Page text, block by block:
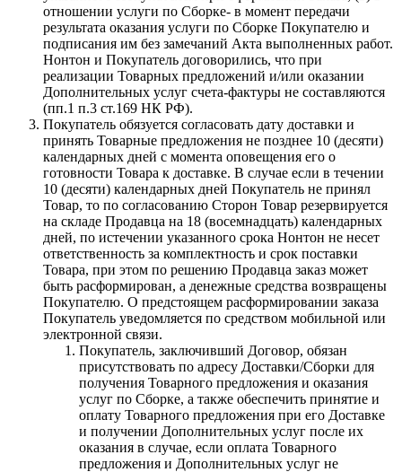
отношении услуги по Сборке- в момент передачи
результата оказания услуги по Сборке Покупателю и
подписания им без замечаний Акта выполненных работ.
Нонтон и Покупатель договорились, что при
реализации Товарных предложений и/или оказании
Дополнительных услуг счета-фактуры не составляются
(пп.1 п.3 ст.169 НК РФ).
Покупатель обязуется согласовать дату доставки и
принять Товарные предложения не позднее 10 (десяти)
календарных дней с момента оповещения его о
готовности Товара к доставке. В случае если в течении
10 (десяти) календарных дней Покупатель не принял
Товар, то по согласованию Сторон Товар резервируется
на складе Продавца на 18 (восемнадцать) календарных
дней, по истечении указанного срока Нонтон не несет
ответственность за комплектность и срок поставки
Товара, при этом по решению Продавца заказ может
быть расформирован, а денежные средства возвращены
Покупателю. О предстоящем расформировании заказа
Покупатель уведомляется по средством мобильной или
электронной связи.
Покупатель, заключивший Договор, обязан
присутствовать по адресу Доставки/Сборки для
получения Товарного предложения и оказания
услуг по Сборке, а также обеспечить принятие и
оплату Товарного предложения при его Доставке
и получении Дополнительных услуг после их
оказания в случае, если оплата Товарного
предложения и Дополнительных услуг не